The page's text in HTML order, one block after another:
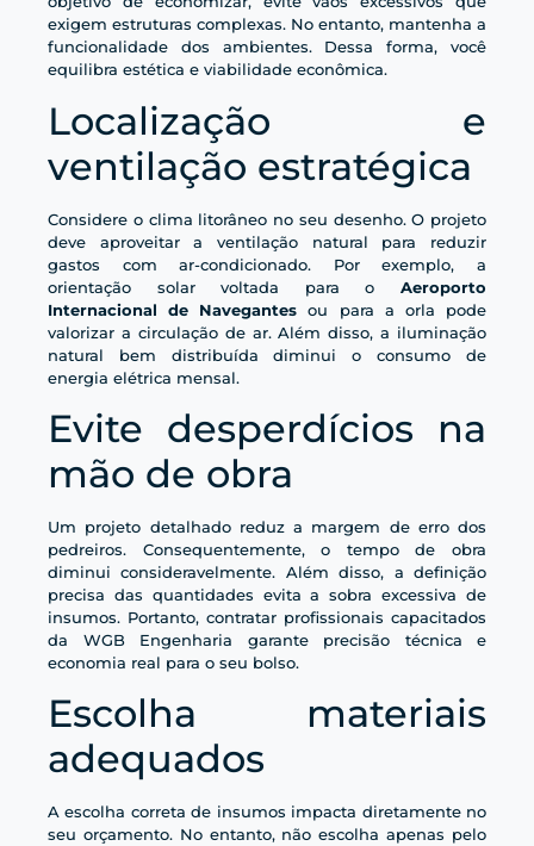
exigem estruturas complexas. No entanto, mantenha a
funcionalidade dos ambientes. Dessa forma, você
equilibra estética e viabilidade econômica.
Localização e
ventilação estratégica
Considere o clima litorâneo no seu desenho. O projeto
deve aproveitar a ventilação natural para reduzir
gastos com ar-condicionado. Por exemplo, a
orientação solar voltada para o Aeroporto
Internacional de Navegantes ou para a orla pode
valorizar a circulação de ar. Além disso, a iluminação
natural bem distribuída diminui o consumo de
energia elétrica mensal.
Evite desperdícios na
mão de obra
Um projeto detalhado reduz a margem de erro dos
pedreiros. Consequentemente, o tempo de obra
diminui consideravelmente. Além disso, a definição
precisa das quantidades evita a sobra excessiva de
insumos. Portanto, contratar profissionais capacitados
da WGB Engenharia garante precisão técnica e
economia real para o seu bolso.
Escolha materiais
adequados
A escolha correta de insumos impacta diretamente no
seu orçamento. No entanto, não escolha apenas pelo